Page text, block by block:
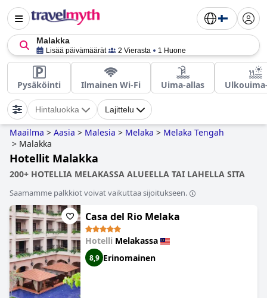
Malakka
Lisää päivämäärät 2 Vierasta 1 Huone
Pysäköinti Ilmainen Wi-Fi Uima-allas
Hintaluokka Lajittelu
Maailma > Aasia > Malesia > Melaka > Melaka Tengah
> Malakka
Hotellit Malakka
200+ HOTELLIA MELAKASSA ALUEELLA TAI LAHELLA SITA
Saamamme palkkiot voivat vaikuttaa sijoitukseen.
Casa del Rio Melaka
Hotelli Melakassa
8,9 Erinomainen